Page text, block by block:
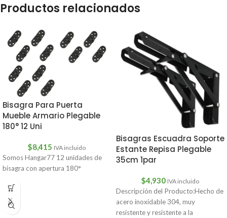
Productos relacionados
Bisagra Para Puerta
Mueble Armario Plegable
180° 12 Uni
$8,415 IVA incluido
Somos Hangar77 12 unidades de
bisagra con apertura 180°
Bisagras Escuadra Soporte
Estante Repisa Plegable
35cm 1par
$4,930 IVA incluido
Descripción del Producto:Hecho de
acero inoxidable 304, muy
resistente y resistente a la